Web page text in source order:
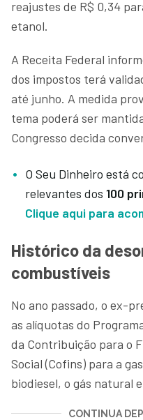
reajustes de R$ 0,34
etanol.
A Receita Federal
dos impostos terá
até junho. A medida
tema poderá ser
Congresso decida
O Seu Dinheiro está
relevantes dos 100
Clique aqui para
Histórico da
combustíveis
No ano passado, o ex-
as alíquotas do
da Contribuição para o
Social (Cofins) para a
biodiesel, o gás natural
CONTINUA